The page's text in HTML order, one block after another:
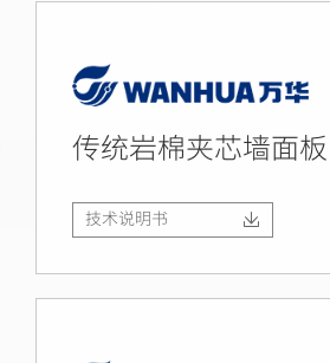
传统岩棉夹芯墙面板
技术说明书